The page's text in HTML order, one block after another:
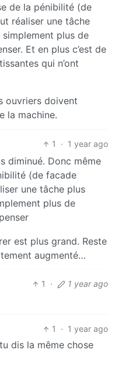
de la pénibilité (de
réaliser une tâche
plus de
Et en plus c’est de
qui n’ont
ouvriers doivent
la machine.
1 · 1 year ago
diminué. Donc même
(de facade
une tâche plus
plus de
est plus grand. Reste
augmenté…
1 · 1 year ago
1 · 1 year ago
dis la même chose